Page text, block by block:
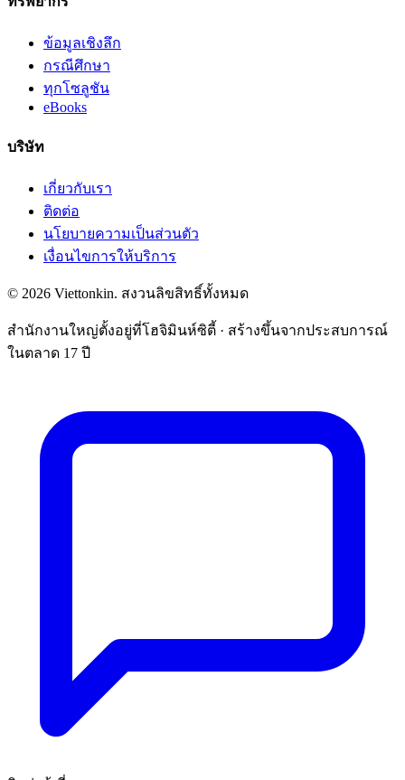
ข้อมูลเชิงลึก
กรณีศึกษา
ทุกโซลูชัน
eBooks
บริษัท
เกี่ยวกับเรา
ติดต่อ
นโยบายความเป็นส่วนตัว
เงื่อนไขการให้บริการ
© 2026 Viettonkin. สงวนลิขสิทธิ์ทั้งหมด
สำนักงานใหญ่ตั้งอยู่ที่โฮจิมินห์ซิตี้ · สร้างขึ้นจากประสบการณ์
ในตลาด 17 ปี